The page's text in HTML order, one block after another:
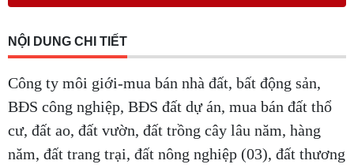
NỘI DUNG CHI TIẾT
Công ty môi giới-mua bán nhà đất, bất động sản,
BĐS công nghiệp, BĐS đất dự án, mua bán đất thổ
cư, đất ao, đất vườn, đất trồng cây lâu năm, hàng
năm, đất trang trại, đất nông nghiệp (03), đất thương